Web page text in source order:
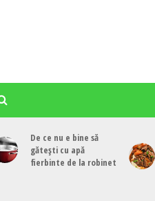
De ce nu e bine să
gătești cu apă
fierbinte de la robinet